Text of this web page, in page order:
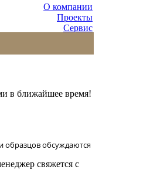
О компании
Проекты
Сервис
в ближайшее время!
образцов обсуждаются
свяжется с